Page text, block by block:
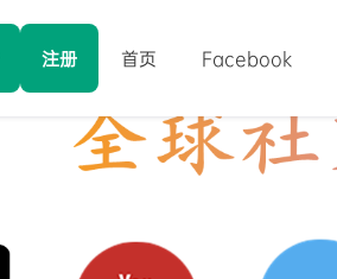
注册 首页 Facebook